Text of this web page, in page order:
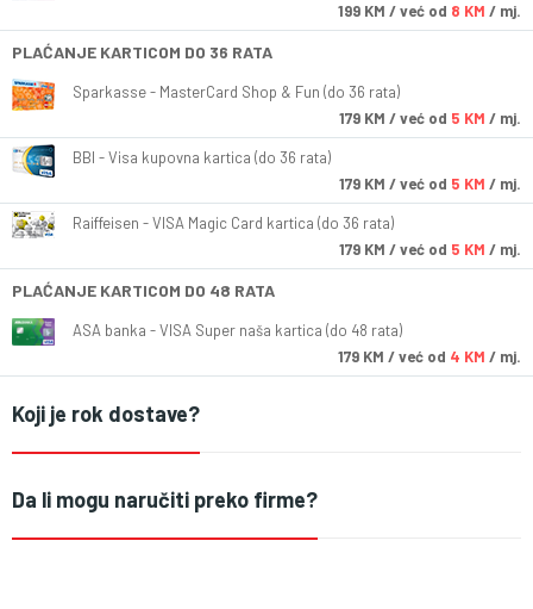
199 KM / već od 8 KM / mj.
PLAĆANJE KARTICOM DO 36 RATA
Sparkasse - MasterCard Shop & Fun (do 36 rata)
179 KM / već od 5 KM / mj.
BBI - Visa kupovna kartica (do 36 rata)
179 KM / već od 5 KM / mj.
Raiffeisen - VISA Magic Card kartica (do 36 rata)
179 KM / već od 5 KM / mj.
PLAĆANJE KARTICOM DO 48 RATA
ASA banka - VISA Super naša kartica (do 48 rata)
179 KM / već od 4 KM / mj.
Koji je rok dostave?
Da li mogu naručiti preko firme?